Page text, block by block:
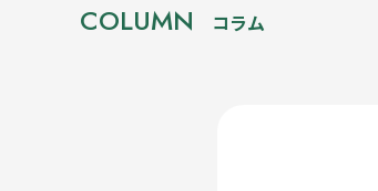
COLUMN コラム